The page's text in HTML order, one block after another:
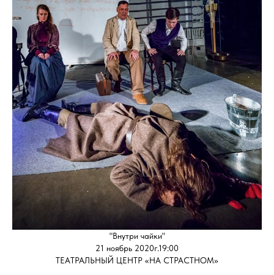
"Внутри чайки"
21 ноябрь 2020г.19:00
ТЕАТРАЛЬНЫЙ ЦЕНТР «НА СТРАСТНОМ»